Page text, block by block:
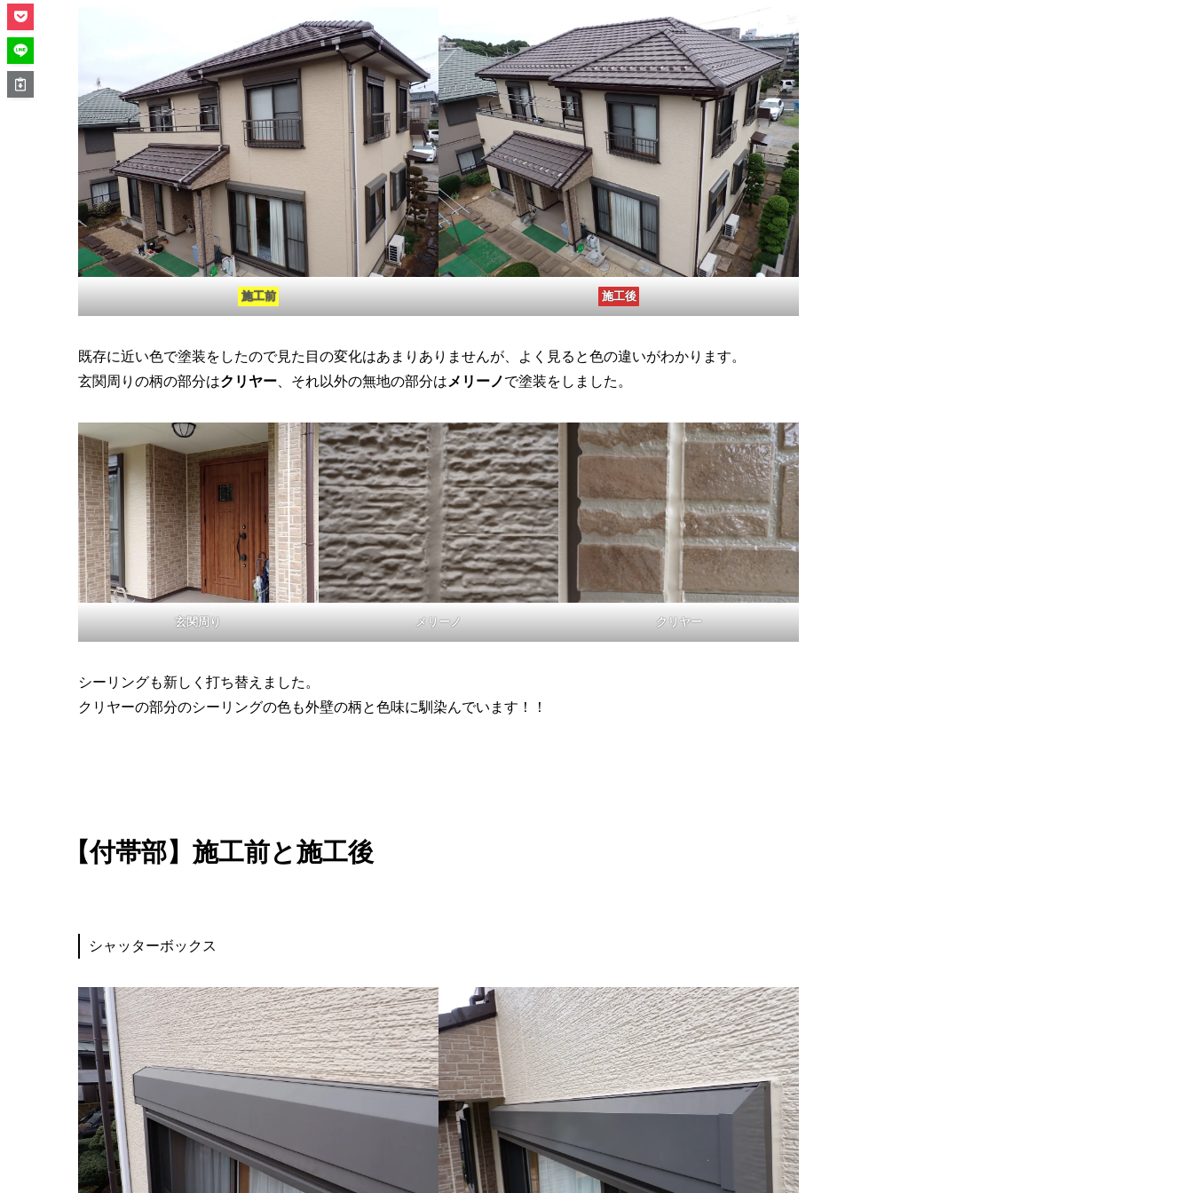
施工前 施工後
既存に近い色で塗装をしたので見た目の変化はあまりありませんが、よく見ると色の違いがわかります。
玄関周りの柄の部分はクリヤー 、それ以外の無地の部分は メリーノで塗装をしました。
玄関周り メリーノ クリヤー
シーリングも新しく打ち替えました。
クリヤーの部分のシーリングの色も外壁の柄と色味に馴染んでいます！！
【付帯部】施工前と施工後
シャッターボックス